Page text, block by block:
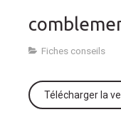
Fiches conseils
Télécharger la